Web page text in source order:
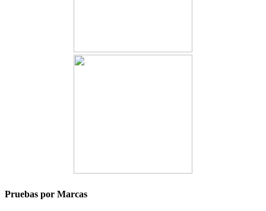
Pruebas por Marcas